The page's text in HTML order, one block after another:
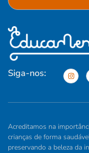
Siga-nos:
Acreditamos na
crianças de forma
preservando a beleza da